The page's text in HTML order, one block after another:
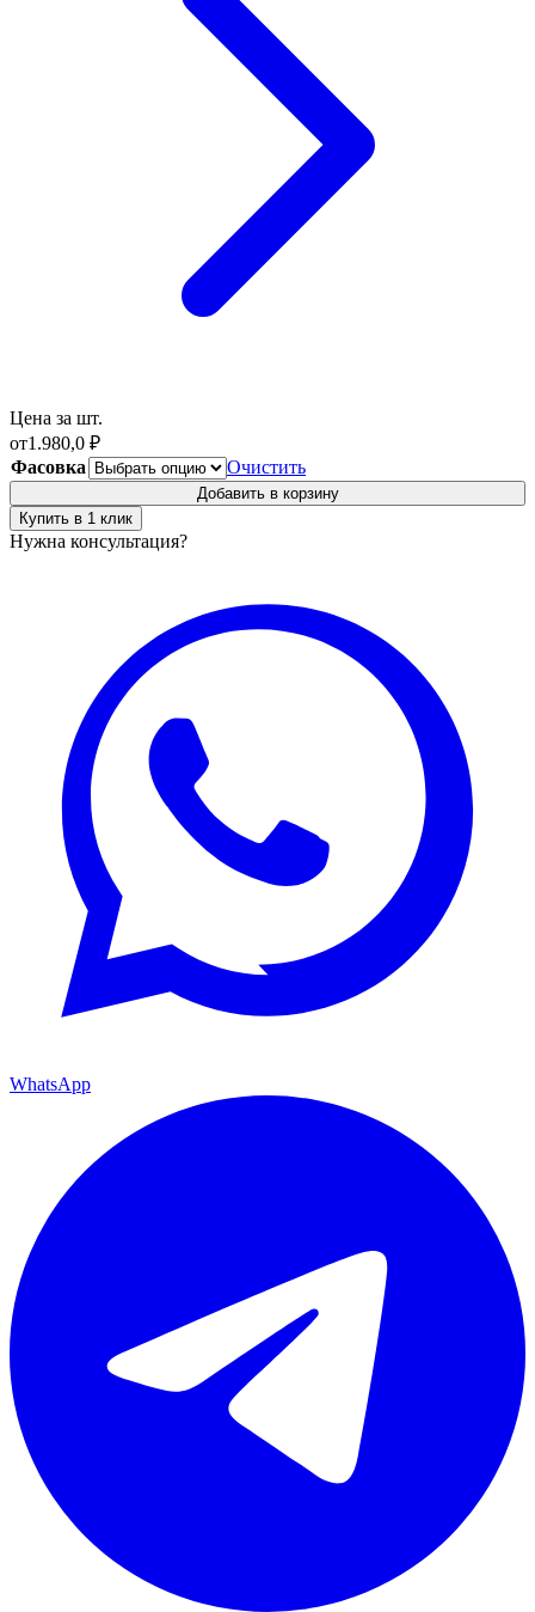
Цена за шт.
от1.980,0 ₽
Фасовка
Очистить
Добавить в корзину
Купить в 1 клик
Нужна консультация?
WhatsApp